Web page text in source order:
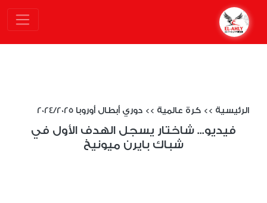
الرئيسية >> كرة عالمية >> دوري أبطال أوروبا 2024/2025
فيديو... شاختار يسجل الهدف الأول في
شباك بايرن ميونيخ